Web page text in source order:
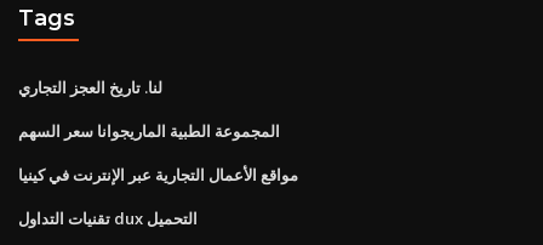
Tags
لنا. تاريخ العجز التجاري
المجموعة الطبية الماريجوانا سعر السهم
مواقع الأعمال التجارية عبر الإنترنت في كينيا
تقنيات التداول dux التحميل